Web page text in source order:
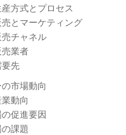
方式とプロセス
とマーケティング
チャネル
業者
先
市場動向
動向
促進要因
課題